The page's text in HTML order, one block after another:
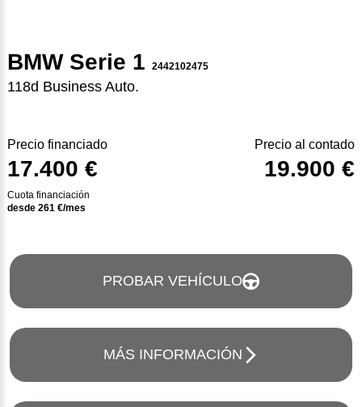
BMW Serie 1 2442102475
118d Business Auto.
Precio financiado
17.400 €
Cuota financiación
desde 261 €/mes
Precio al contado
19.900 €
PROBAR VEHÍCULO
MÁS INFORMACIÓN